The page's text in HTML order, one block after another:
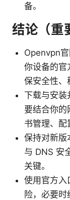
备。
结论（重
Openvpn
你设备的官
保安全性、
下载与安装
要结合你的
书管理、配
保持对新版
与 DNS 安
关键。
使用官方入
险，必要时